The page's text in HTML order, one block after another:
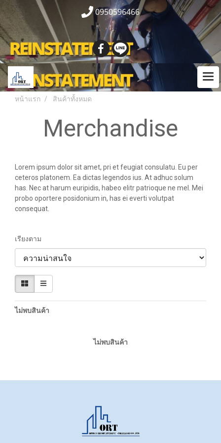
0950596466
หน้าแรก สินค้าทั้งหมด
Merchandise
Lorem ipsum dolor sit amet, pri et feugiat consulatu. Eu per
ceteros platonem. Ea dictas legendos ius. At adhuc solum
has. Nec at harum euripidis, habeo elitr patrioque ne mel. Mei
probo oportere posidonium in, has ei everti volutpat
consequat.
เรียงตาม
ไม่พบสินค้า
ไม่พบสินค้า